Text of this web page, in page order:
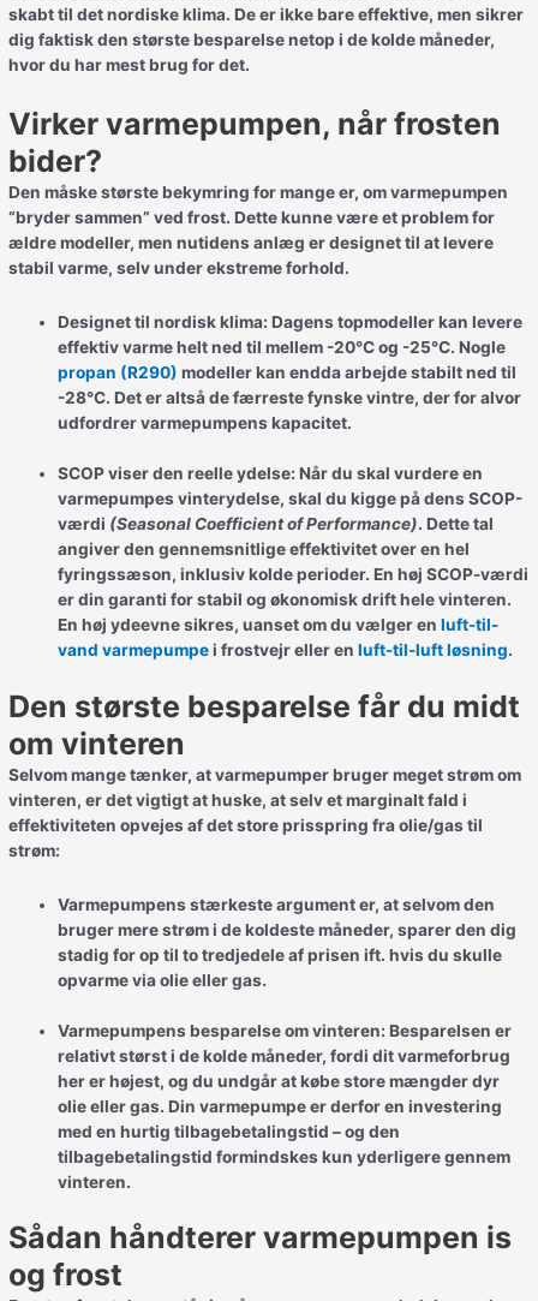
skabt til det nordiske klima. De er ikke bare effektive, men sikrer
dig faktisk den største besparelse netop i de kolde måneder,
hvor du har mest brug for det.
Virker varmepumpen, når frosten
bider?
Den måske største bekymring for mange er, om varmepumpen
“bryder sammen” ved frost. Dette kunne være et problem for
ældre modeller, men nutidens anlæg er designet til at levere
stabil varme, selv under ekstreme forhold.
Designet til nordisk klima: Dagens topmodeller kan levere
effektiv varme helt ned til mellem -20°C og -25°C. Nogle
propan (R290) modeller kan endda arbejde stabilt ned til
-28°C. Det er altså de færreste fynske vintre, der for alvor
udfordrer varmepumpens kapacitet.
SCOP viser den reelle ydelse: Når du skal vurdere en
varmepumpes vinterydelse, skal du kigge på dens SCOP-
værdi (Seasonal Coefficient of Performance). Dette tal
angiver den gennemsnitlige effektivitet over en hel
fyringssæson, inklusiv kolde perioder. En høj SCOP-værdi
er din garanti for stabil og økonomisk drift hele vinteren.
En høj ydeevne sikres, uanset om du vælger enluft-til-
vand varmepumpei frostvejr eller enluft-til-luft løsning.
Den største besparelse får du midt
om vinteren
Selvom mange tænker, at varmepumper bruger meget strøm om
vinteren, er det vigtigt at huske, at selv et marginalt fald i
effektiviteten opvejes af det store prisspring fra olie/gas til
strøm:
Varmepumpens stærkeste argument er, at selvom den
bruger mere strøm i de koldeste måneder, sparer den dig
stadig for op til to tredjedele af prisen ift. hvis du skulle
opvarme via olie eller gas.
Varmepumpens besparelse om vinteren: Besparelsen er
relativt størst i de kolde måneder, fordi dit varmeforbrug
her er højest, og du undgår at købe store mængder dyr
olie eller gas. Din varmepumpe er derfor en investering
med en hurtig tilbagebetalingstid – og den
tilbagebetalingstid formindskes kun yderligere gennem
vinteren.
Sådan håndterer varmepumpen is
og frost